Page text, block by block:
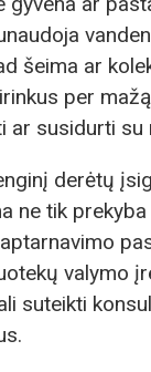
šeima ar
per
ar susidurti su
derėtų
ne tik
valymo
suteikti